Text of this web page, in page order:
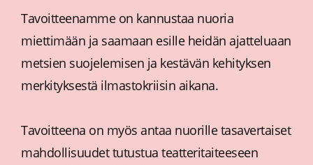
Tavoitteenamme on kannustaa nuoria
miettimään ja saamaan esille heidän ajatteluaan
metsien suojelemisen ja kestävän kehityksen
merkityksestä ilmastokriisin aikana.
Tavoitteena on myös antaa nuorille tasavertaiset
mahdollisuudet tutustua teatteritaiteeseen